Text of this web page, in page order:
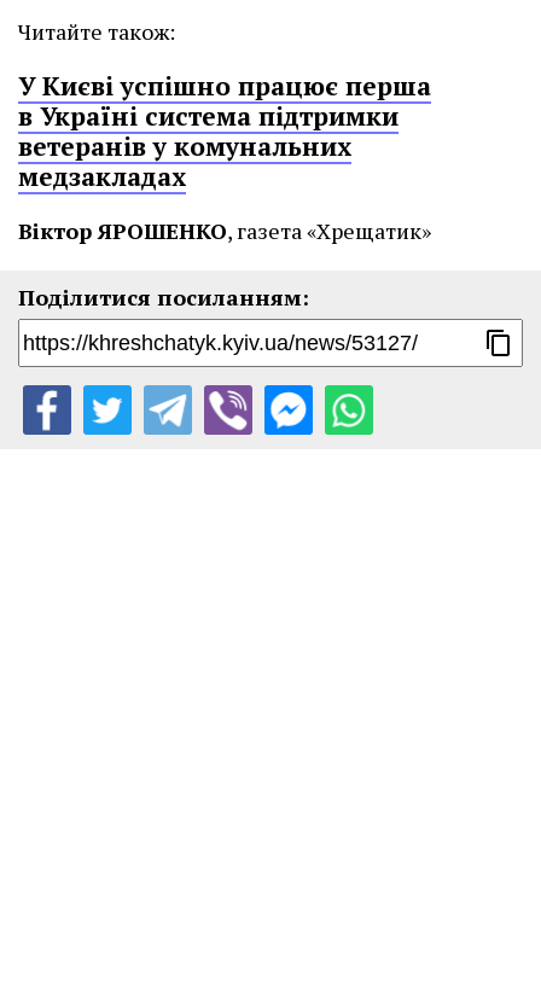
Читайте також:
У Києві успішно працює перша
в Україні система підтримки
ветеранів у комунальних
медзакладах
Віктор ЯРОШЕНКО, газета «Хрещатик»